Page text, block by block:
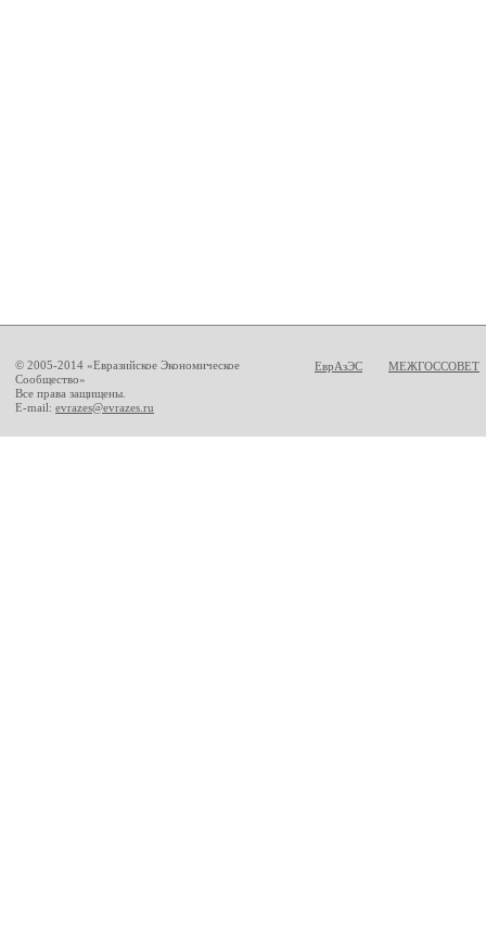
© 2005-2014 «Евразийское Экономическое
Сообщество»
Все права защищены.
E-mail: evrazes@evrazes.ru
ЕврАзЭС МЕЖГОССОВЕТ